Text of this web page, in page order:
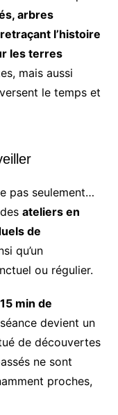
arbres
l’histoire
les terres
mais aussi
le temps et
pas seulement…
ateliers en
de
qu’un
ou régulier.
min de
devient un
de découvertes
ne sont
proches,